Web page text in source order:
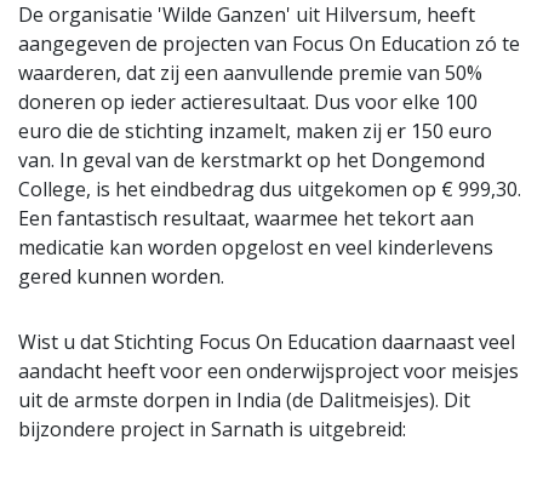
De organisatie 'Wilde Ganzen' uit Hilversum, heeft
aangegeven de projecten van Focus On Education zó te
waarderen, dat zij een aanvullende premie van 50%
doneren op ieder actieresultaat. Dus voor elke 100
euro die de stichting inzamelt, maken zij er 150 euro
van. In geval van de kerstmarkt op het Dongemond
College, is het eindbedrag dus uitgekomen op € 999,30.
Een fantastisch resultaat, waarmee het tekort aan
medicatie kan worden opgelost en veel kinderlevens
gered kunnen worden.
Wist u dat Stichting Focus On Education daarnaast veel
aandacht heeft voor een onderwijsproject voor meisjes
uit de armste dorpen in India (de Dalitmeisjes). Dit
bijzondere project in Sarnath is uitgebreid: